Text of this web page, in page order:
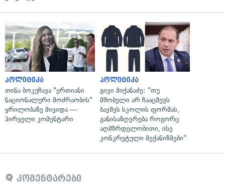
პოლიტიკა
თინა ბოკუჩავა "ერთიანი
ნაციონალური მოძრაობის"
ყრილობაზე მივიდა —
პირველი კომენტარი
პოლიტიკა
გივი მიქანაძე: "თუ
მშობელი არ ჩააცმევს
ბავშვს სკოლის ფორმას,
განისაზღვრება როგორც
აღმზრდელობითი, ისე
კონკრეტული მექანიზმები"
კომენტარები